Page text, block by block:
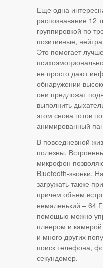
Еще одна
распознавание 12
группировкой по
позитивные,
Это помогает
не просто дают
обнаружении
они предложат
выполнить
этом снова готов
анимированный
В повседневной
полезны.
микрофон
Bluetooth-звонки.
загружать также
причем объем
немаленький – 64
помощью можно
плеером и
и много других
поиск телефона,
секундомер.